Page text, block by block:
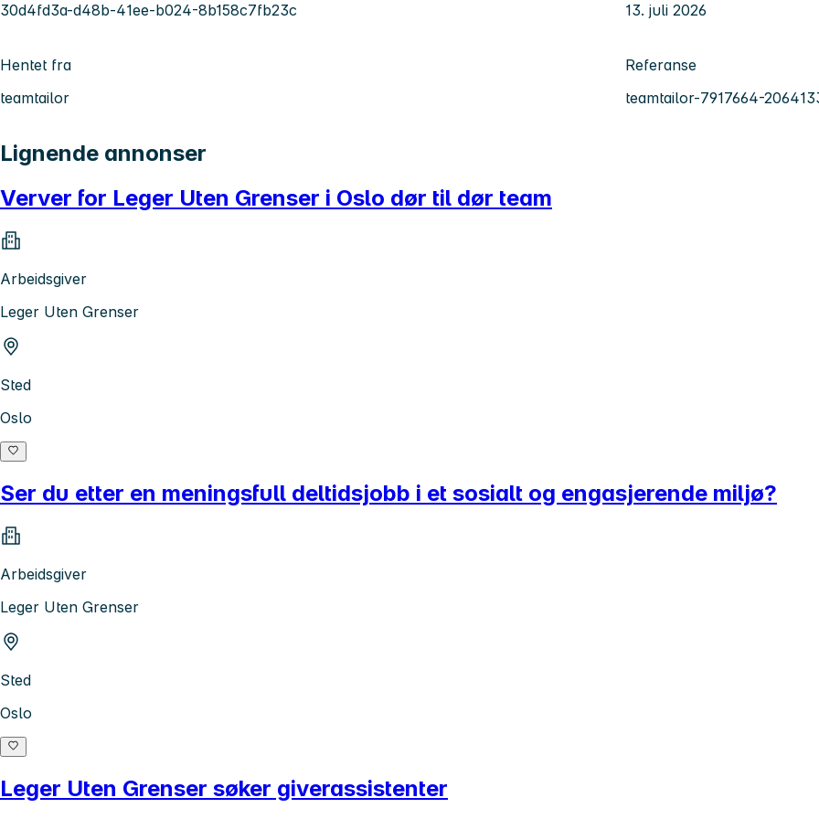
30d4fd3a-d48b-41ee-b024-8b158c7fb23c 13. juli 2026
Hentet fra
teamtailor
Referanse
teamtailor-7917664-
Lignende annonser
Verver for Leger Uten Grenser i Oslo dør til dør team
Arbeidsgiver
Leger Uten Grenser
Sted
Oslo
Ser du etter en meningsfull deltidsjobb i et sosialt og engasjerende miljø?
Arbeidsgiver
Leger Uten Grenser
Sted
Oslo
Leger Uten Grenser søker giverassistenter